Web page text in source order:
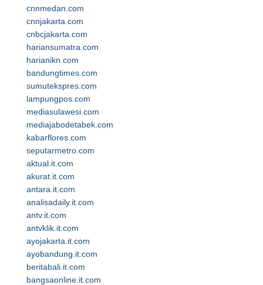
cnnmedan.com
cnnjakarta.com
cnbcjakarta.com
hariansumatra.com
harianikn.com
bandungtimes.com
sumutekspres.com
lampungpos.com
mediasulawesi.com
mediajabodetabek.com
kabarflores.com
seputarmetro.com
aktual.it.com
akurat.it.com
antara.it.com
analisadaily.it.com
antv.it.com
antvklik.it.com
ayojakarta.it.com
ayobandung.it.com
beritabali.it.com
bangsaonline.it.com